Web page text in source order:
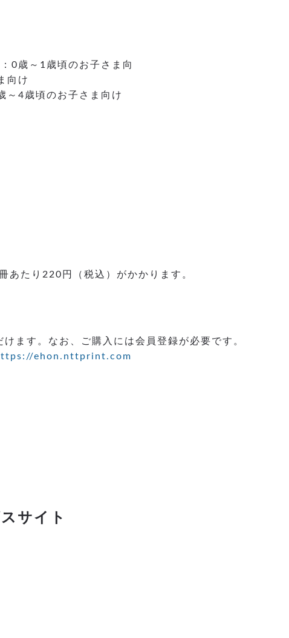
0歳～1歳頃のお子さま向
向け
～4歳頃のお子さま向け
あたり220円（税込）がかかります。
ます。なお、ご購入には会員登録が必要です。
ehon.nttprint.com
サイト